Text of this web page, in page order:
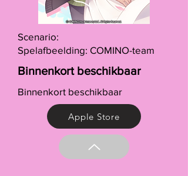
Scenario:
Spelafbeelding: COMINO-team
Binnenkort beschikbaar
Binnenkort beschikbaar
Apple Store